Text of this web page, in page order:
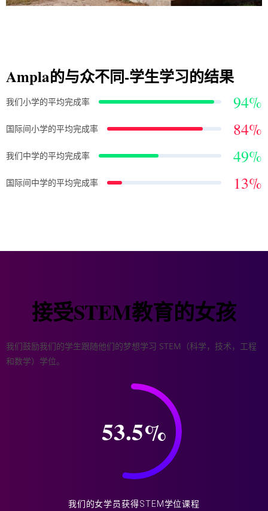
Ampla的与众不同-学生学习的结果
我们小学的平均完成率 94%
国际间小学的平均完成率 84%
我们中学的平均完成率 49%
国际间中学的平均完成率 13%
接受STEM教育的女孩
我们鼓励我们的学生跟随他们的梦想学习 STEM（科学，技术，工程
和数学）学位。
53.5%
我们的女学员获得STEM学位课程